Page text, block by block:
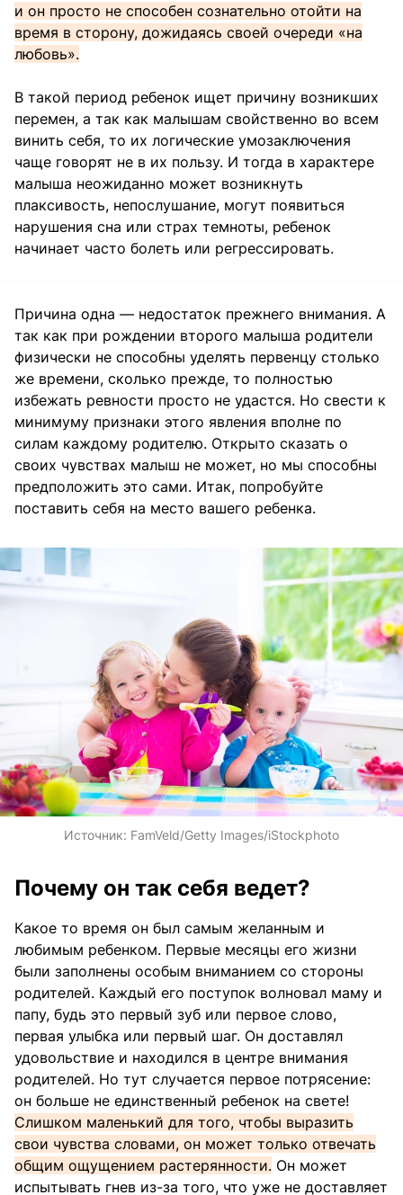
и он просто не способен сознательно отойти на
время в сторону, дожидаясь своей очереди «на
любовь».
В такой период ребенок ищет причину возникших
перемен, а так как малышам свойственно во всем
винить себя, то их логические умозаключения
чаще говорят не в их пользу. И тогда в характере
малыша неожиданно может возникнуть
плаксивость, непослушание, могут появиться
нарушения сна или страх темноты, ребенок
начинает часто болеть или регрессировать.
Причина одна — недостаток прежнего внимания. А
так как при рождении второго малыша родители
физически не способны уделять первенцу столько
же времени, сколько прежде, то полностью
избежать ревности просто не удастся. Но свести к
минимуму признаки этого явления вполне по
силам каждому родителю. Открыто сказать о
своих чувствах малыш не может, но мы способны
предположить это сами. Итак, попробуйте
поставить себя на место вашего ребенка.
Источник: FamVeld/Getty Images/iStockphoto
Почему он так себя ведет?
Какое то время он был самым желанным и
любимым ребенком. Первые месяцы его жизни
были заполнены особым вниманием со стороны
родителей. Каждый его поступок волновал маму и
папу, будь это первый зуб или первое слово,
первая улыбка или первый шаг. Он доставлял
удовольствие и находился в центре внимания
родителей. Но тут случается первое потрясение:
он больше не единственный ребенок на свете!
Слишком маленький для того, чтобы выразить
свои чувства словами, он может только отвечать
общим ощущением растерянности. Он может
испытывать гнев из-за того, что уже не доставляет